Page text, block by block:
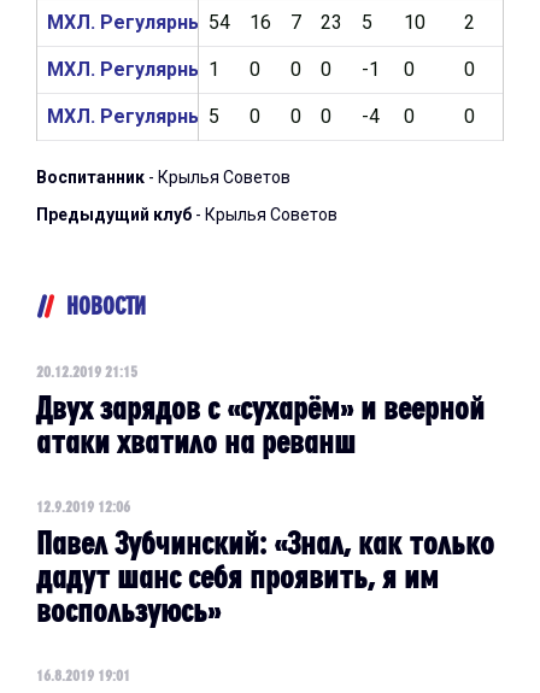
54 16 7 23 5 10 2
1 0 0 0 -1 0 0
5 0 0 0 -4 0 0
МХЛ. Регулярный чемпионат 2019/2020
МХЛ. Регулярный чемпионат 2018/2019
МХЛ. Регулярный чемпионат 2017/2018
Воспитанник - Крылья Советов
Предыдущий клуб - Крылья Советов
НОВОСТИ
20.12.2019 21:15
Двух зарядов с «сухарём» и веерной
атаки хватило на реванш
12.9.2019 12:06
Павел Зубчинский: «Знал, как только
дадут шанс себя проявить, я им
воспользуюсь»
16.8.2019 19:01